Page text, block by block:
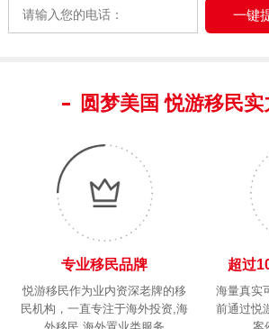
圆梦美国 悦游移民
专业移民品牌
悦游移民作为业内资深老牌的移
民机构，一直专注于海外投资,海
超过
海量真实
前通过悦